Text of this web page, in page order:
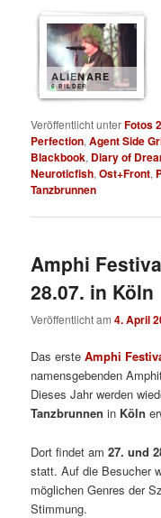
ALIENARE
6 BILDER
Veröffentlicht unterFotos
Perfection,Agent Side
Blackbook, Diary of
Neuroticfish,Ost+Front,
Tanzbrunnen
Amphi
28.07. in Köln
Veröffentlicht am4. April
Das ersteAmphi
namensgebenden
Dieses Jahr werden
Tanzbrunnen in Köln
Dort findet am27. und
statt. Auf die Besucher
möglichen Genres der
Stimmung.